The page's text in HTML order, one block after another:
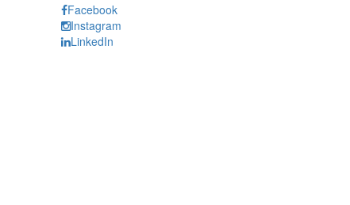
Facebook
Instagram
LinkedIn